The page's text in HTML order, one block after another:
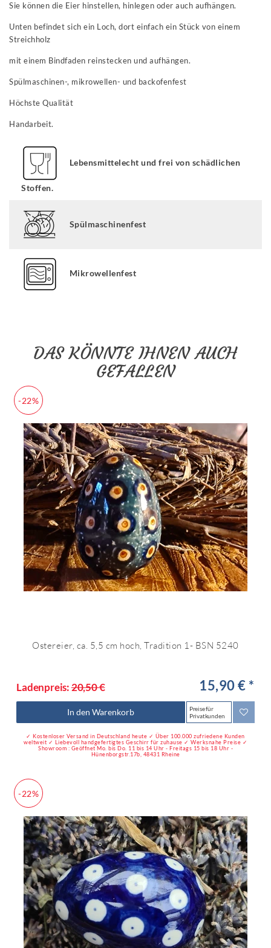
Sie können die Eier hinstellen, hinlegen oder auch aufhängen.
Unten befindet sich ein Loch, dort einfach ein Stück von einem
Streichholz
mit einem Bindfaden reinstecken und aufhängen.
Spülmaschinen-, mikrowellen- und backofenfest
Höchste Qualität
Handarbeit.
Lebensmittelecht und frei von schädlichen
Stoffen.
Spülmaschinenfest
Mikrowellenfest
DAS KÖNNTE IHNEN AUCH
GEFALLEN
-22%
Ostereier, ca. 5,5 cm hoch, Tradition 1- BSN 5240
Ladenpreis:20,50 € 15,90 € *
In den Warenkorb
Preise für
Privatkunden
✓ Kostenloser Versand in Deutschland heute ✓ Über 100.000 zufriedene Kunden
weltweit ✓ Liebevoll handgefertigtes Geschirr für zuhause ✓ Werksnahe Preise ✓
Showroom : Geöffnet Mo. bis Do. 11 bis 14 Uhr - Freitags 15 bis 18 Uhr -
Hünenborgstr.17b, 48431 Rheine
-22%